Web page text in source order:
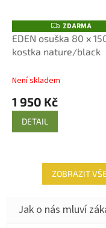
Z
D
A
R
ZDARMA
EDEN osuška 80 x
kostka nature/black
Není skladem
1 950 Kč
DETAIL
ZOBRAZIT